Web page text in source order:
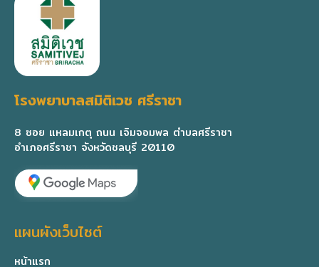
โรงพยาบาลสมิติเวช ศรีราชา
8 ซอย แหลมเกตุ ถนน เจิมจอมพล ตำบลศรีราชา
อำเภอศรีราชา จังหวัดชลบุรี 20110
แผนผังเว็บไซต์
หน้าแรก